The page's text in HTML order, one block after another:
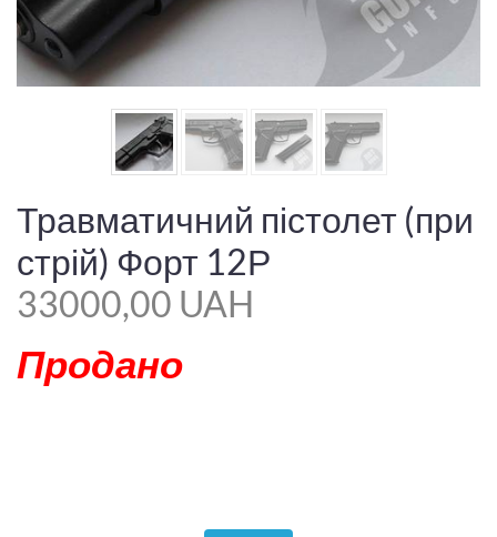
Травматичний пістолет (при
стрій) Форт 12Р
33000,00 UAH
Продано